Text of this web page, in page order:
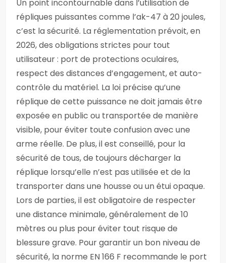
Un point incontournable dans l’utilisation de
répliques puissantes comme l’ak-47 à 20 joules,
c’est la sécurité. La réglementation prévoit, en
2026, des obligations strictes pour tout
utilisateur : port de protections oculaires,
respect des distances d’engagement, et auto-
contrôle du matériel. La loi précise qu’une
réplique de cette puissance ne doit jamais être
exposée en public ou transportée de manière
visible, pour éviter toute confusion avec une
arme réelle. De plus, il est conseillé, pour la
sécurité de tous, de toujours décharger la
réplique lorsqu’elle n’est pas utilisée et de la
transporter dans une housse ou un étui opaque.
Lors de parties, il est obligatoire de respecter
une distance minimale, généralement de 10
mètres ou plus pour éviter tout risque de
blessure grave. Pour garantir un bon niveau de
sécurité, la norme EN 166 F recommande le port